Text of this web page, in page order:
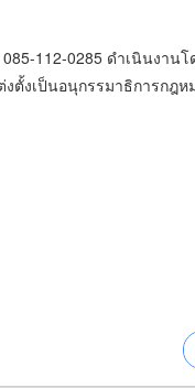
112-0285 ดำเนินงาน
งตั้งเป็นอนุกรรมาธิการก